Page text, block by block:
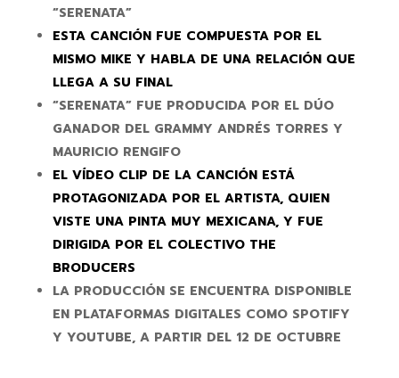
“SERENATA”
ESTA CANCIÓN FUE COMPUESTA POR EL
MISMO MIKE Y HABLA DE UNA RELACIÓN QUE
LLEGA A SU FINAL
“SERENATA” FUE PRODUCIDA POR EL DÚO
GANADOR DEL GRAMMY ANDRÉS TORRES Y
MAURICIO RENGIFO
EL VÍDEO CLIP DE LA CANCIÓN ESTÁ
PROTAGONIZADA POR EL ARTISTA, QUIEN
VISTE UNA PINTA MUY MEXICANA, Y FUE
DIRIGIDA POR EL COLECTIVO THE
BRODUCERS
LA PRODUCCIÓN SE ENCUENTRA DISPONIBLE
EN PLATAFORMAS DIGITALES COMO SPOTIFY
Y YOUTUBE, A PARTIR DEL 12 DE OCTUBRE